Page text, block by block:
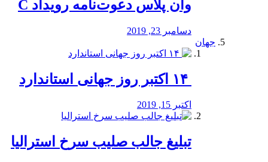
وان پلاس دعوت‌نامه رویداد C
دسامبر 23, 2019
جهان
اکتبر 15, 2019
تبلیغ جالب صلیب سرخ استرالیا